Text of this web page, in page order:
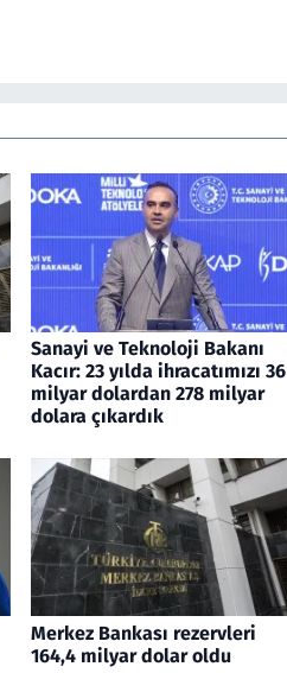
Sanayi ve Teknoloji Bakanı
Kacır: 23 yılda ihracatımızı 36
milyar dolardan 278 milyar
dolara çıkardık
Merkez Bankası rezervleri
164,4 milyar dolar oldu